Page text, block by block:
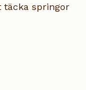
täcka springor